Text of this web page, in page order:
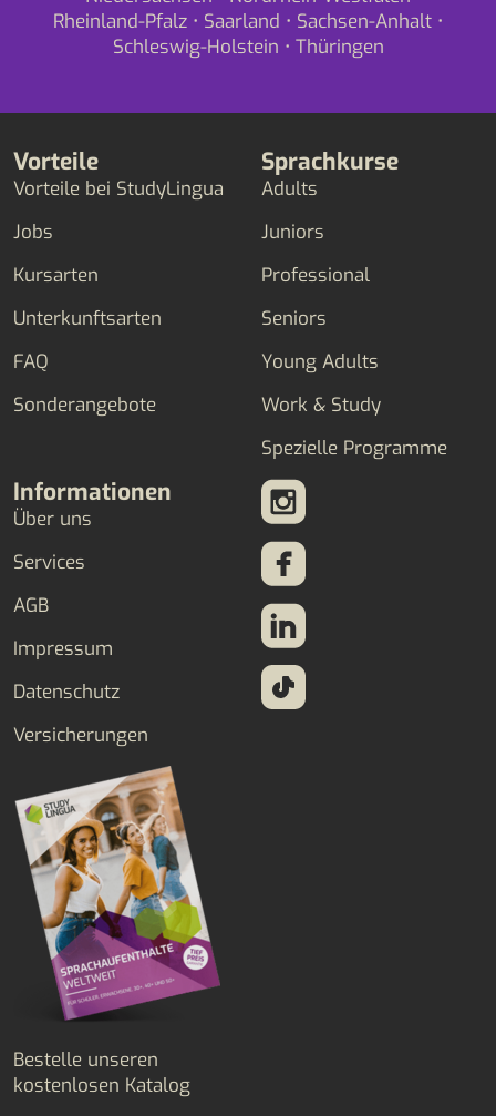
Rheinland-Pfalz • Saarland • Sachsen-Anhalt •
Schleswig-Holstein • Thüringen
Vorteile
Vorteile bei StudyLingua
Jobs
Kursarten
Unterkunftsarten
FAQ
Sonderangebote
Sprachkurse
Adults
Juniors
Professional
Seniors
Young Adults
Work & Study
Spezielle Programme
Informationen
Über uns
Services
AGB
Impressum
Datenschutz
Versicherungen
Bestelle unseren
kostenlosen Katalog